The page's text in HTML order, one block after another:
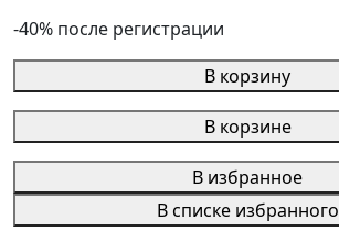
-40% после регистрации
В корзину
В корзине
В избранное
В списке избранного